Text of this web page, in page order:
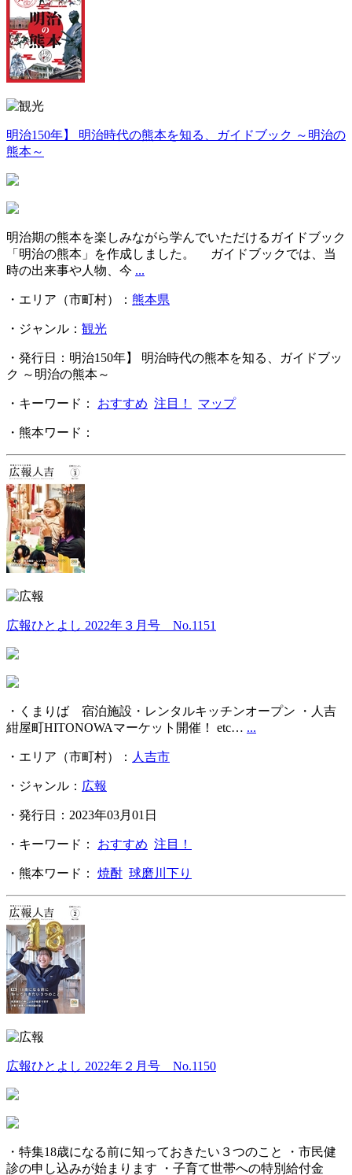
明治150年】 明治時代の熊本を知る、ガイドブック ～明治の
熊本～
明治期の熊本を楽しみながら学んでいただけるガイドブック
「明治の熊本」を作成しました。 ガイドブックでは、当
時の出来事や人物、今 ...
・エリア（市町村）： 熊本県
・ジャンル： 観光
・発行日：明治150年】 明治時代の熊本を知る、ガイドブッ
ク ～明治の熊本～
・キーワード： おすすめ 注目！ マップ
・熊本ワード：
広報ひとよし 2022年３月号 No.1151
・くまりば 宿泊施設・レンタルキッチンオープン ・人吉
紺屋町HITONOWAマーケット開催！ etc… ...
・エリア（市町村）： 人吉市
・ジャンル： 広報
・発行日：2023年03月01日
・キーワード： おすすめ 注目！
・熊本ワード： 焼酎 球磨川下り
広報ひとよし 2022年２月号 No.1150
・特集18歳になる前に知っておきたい３つのこと ・市民健
診の申し込みが始まります ・子育て世帯への特別給付金